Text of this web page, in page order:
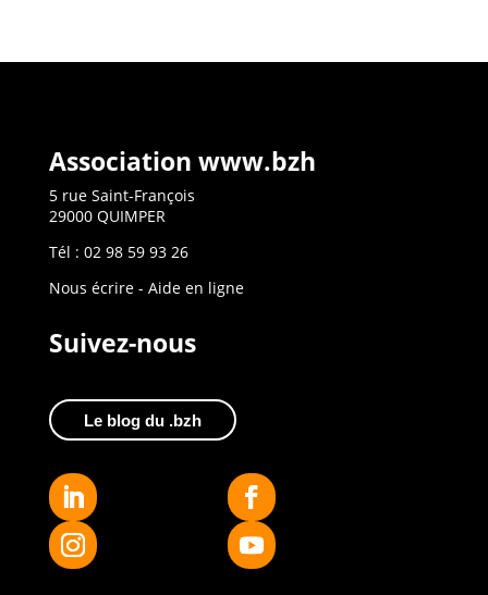
Association www.bzh
5 rue Saint-François
29000 QUIMPER
Tél : 02 98 59 93 26
Nous écrire - Aide en ligne
Suivez-nous
Le blog du .bzh